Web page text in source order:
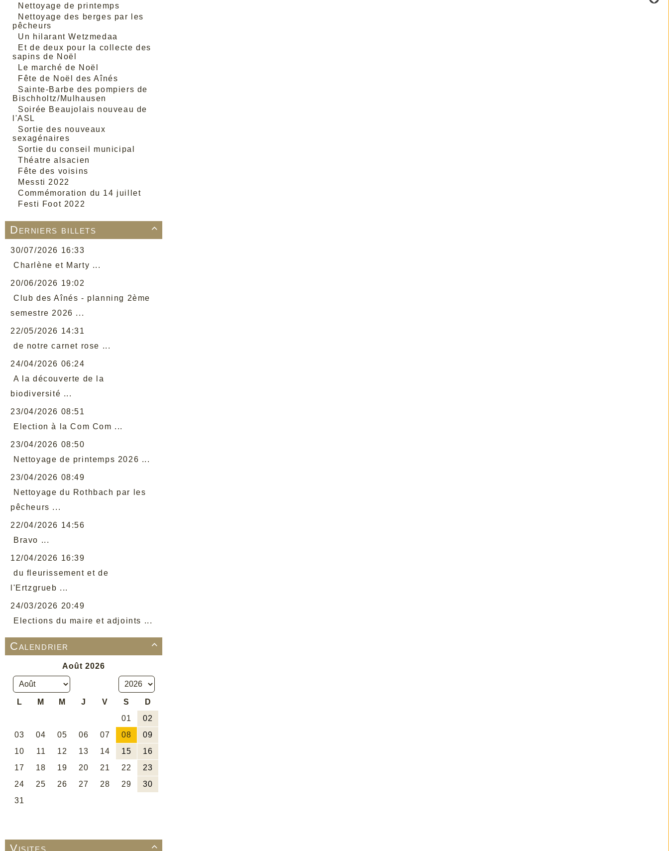
Nettoyage de printemps
Nettoyage des berges par les
pêcheurs
Un hilarant Wetzmedaa
Et de deux pour la collecte des
sapins de Noël
Le marché de Noël
Fête de Noël des Aînés
Sainte-Barbe des pompiers de
Bischholtz/Mulhausen
Soirée Beaujolais nouveau de
l'ASL
Sortie des nouveaux
sexagénaires
Sortie du conseil municipal
Théatre alsacien
Fête des voisins
Messti 2022
Commémoration du 14 juillet
Festi Foot 2022

Derniers billets
30/07/2026 16:33
Charlène et Marty ...
20/06/2026 19:02
Club des Aînés - planning 2ème
semestre 2026 ...
22/05/2026 14:31
de notre carnet rose ...
24/04/2026 06:24
A la découverte de la
biodiversité ...
23/04/2026 08:51
Election à la Com Com ...
23/04/2026 08:50
Nettoyage de printemps 2026 ...
23/04/2026 08:49
Nettoyage du Rothbach par les
pêcheurs ...
22/04/2026 14:56
Bravo ...
12/04/2026 16:39
du fleurissement et de
l'Ertzgrueb ...
24/03/2026 20:49
Elections du maire et adjoints ...

Calendrier

Visites